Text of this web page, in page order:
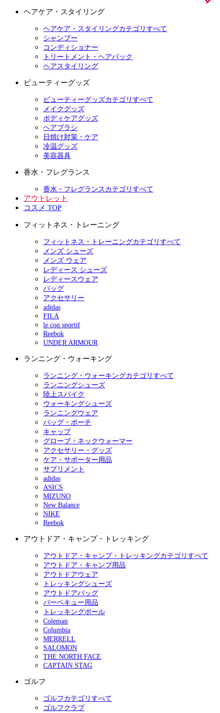
ヘアケア・スタイリング
ヘアケア・スタイリングカテゴリすべて
シャンプー
コンディショナー
トリートメント・ヘアパック
ヘアスタイリング
ビューティーグッズ
ビューティーグッズカテゴリすべて
メイクグッズ
ボディケアグッズ
ヘアブラシ
日焼け対策・ケア
冷温グッズ
美容器具
香水・フレグランス
香水・フレグランスカテゴリすべて
アウトレット
コスメ TOP
フィットネス・トレーニング
フィットネス・トレーニングカテゴリすべて
メンズ シューズ
メンズ ウェア
レディース シューズ
レディースウェア
バッグ
アクセサリー
adidas
FILA
le coq sportif
Reebok
UNDER ARMOUR
ランニング・ウォーキング
ランニング・ウォーキングカテゴリすべて
ランニングシューズ
陸上スパイク
ウォーキングシューズ
ランニングウェア
バッグ・ポーチ
キャップ
グローブ・ネックウォーマー
アクセサリー・グッズ
ケア・サポーター用品
サプリメント
adidas
ASICS
MIZUNO
New Balance
NIKE
Reebok
アウトドア・キャンプ・トレッキング
アウトドア・キャンプ・トレッキングカテゴリすべて
アウトドア・キャンプ用品
アウトドアウェア
トレッキングシューズ
アウトドアバッグ
バーベキュー用品
トレッキングポール
Coleman
Columbia
MERRELL
SALOMON
THE NORTH FACE
CAPTAIN STAG
ゴルフ
ゴルフカテゴリすべて
ゴルフクラブ